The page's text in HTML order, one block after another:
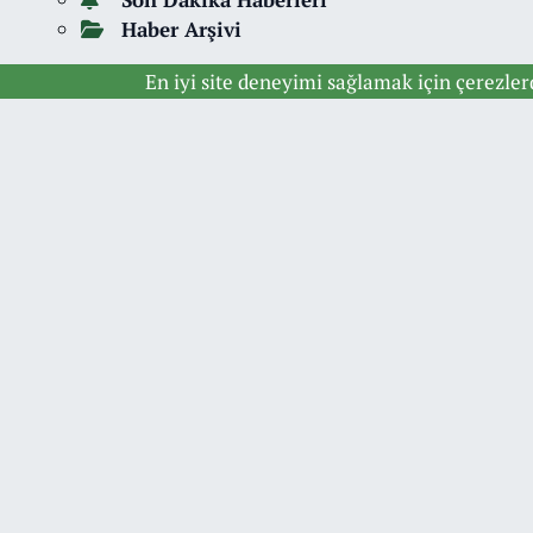
Haber Arşivi
En iyi site deneyimi sağlamak için